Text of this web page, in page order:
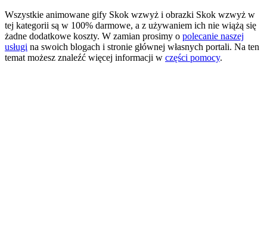
Wszystkie animowane gify Skok wzwyż i obrazki Skok wzwyż w
tej kategorii są w 100% darmowe, a z używaniem ich nie wiążą się
żadne dodatkowe koszty. W zamian prosimy o polecanie naszej
usługi na swoich blogach i stronie głównej własnych portali. Na ten
temat możesz znaleźć więcej informacji w części pomocy.